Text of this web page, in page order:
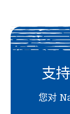
支
您对